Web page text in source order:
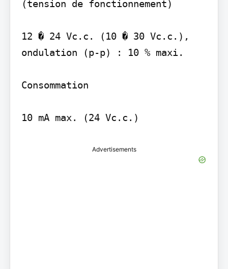
(tension de fonctionnement)
12 � 24 Vc.c. (10 � 30 Vc.c.),
ondulation (p-p) : 10 % maxi.
Consommation
Advertisements